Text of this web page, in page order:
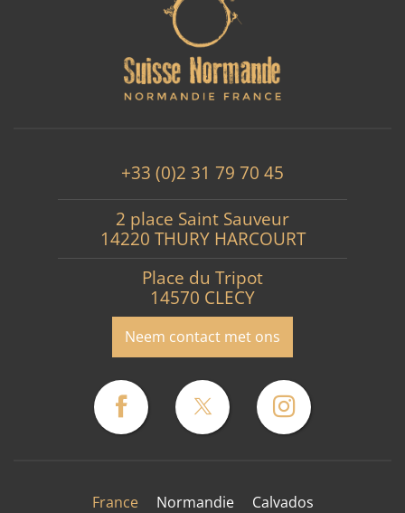
+33 (0)2 31 79 70 45
2 place Saint Sauveur
14220 THURY HARCOURT
Place du Tripot
14570 CLECY
Neem contact met ons
France Normandie Calvados